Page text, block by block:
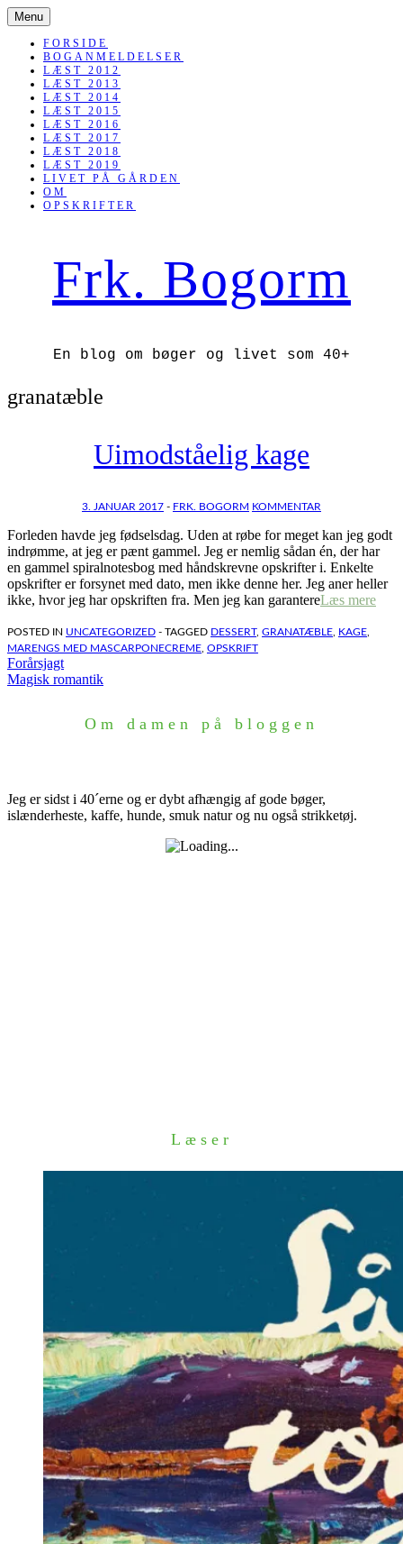
Menu SKIP
TO
CONTENT
FORSIDE
BOGANMELDELSER
LÆST 2012
LÆST 2013
LÆST 2014
LÆST 2015
LÆST 2016
LÆST 2017
LÆST 2018
LÆST 2019
LIVET PÅ GÅRDEN
OM
OPSKRIFTER
Frk. Bogorm
En blog om bøger og livet som 40+
granatæble
Uimodståelig kage
3. JANUAR 2017 - FRK. BOGORM KOMMENTAR
Forleden havde jeg fødselsdag. Uden at røbe for meget kan jeg godt
indrømme, at jeg er pænt gammel. Jeg er nemlig sådan én, der har
en gammel spiralnotesbog med håndskrevne opskrifter i. Enkelte
opskrifter er forsynet med dato, men ikke denne her. Jeg aner heller
ikke, hvor jeg har opskriften fra. Men jeg kan garantereLæs mere
POSTED IN UNCATEGORIZED - TAGGED DESSERT, GRANATÆBLE KAGE
MARENGS MED MASCARPONECREME OPSKRIFT
Indlægsnavigation
Forårsjagt
Magisk romantik
Om damen på bloggen
Jeg er sidst i 40´erne og er dybt afhængig af gode bøger,
islænderheste, kaffe, hunde, smuk natur og nu også strikketøj.
Læser